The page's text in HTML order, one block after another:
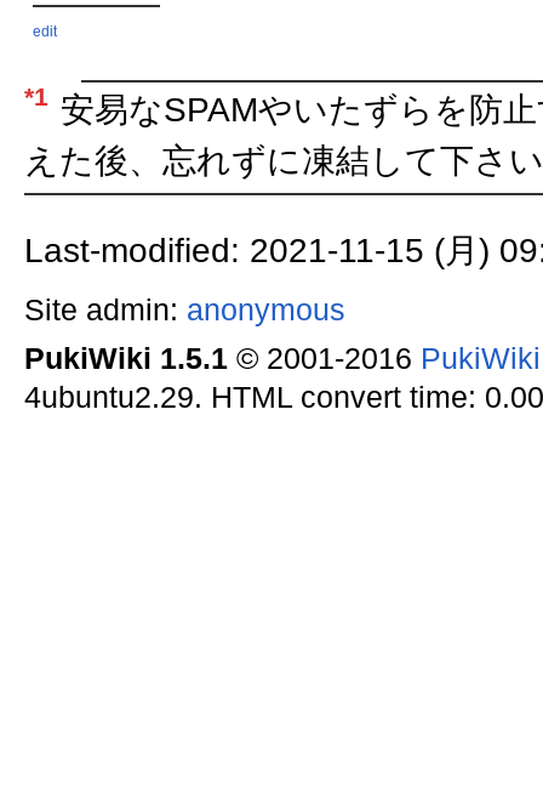
edit
*1 安易なSPAMやいたずらを防
えた後、忘れずに凍結して下さ
Last-modified: 2021-11-15 (月)
Site admin: anonymous
PukiWiki 1.5.1© 2001-2016
4ubuntu2.29. HTML convert time: